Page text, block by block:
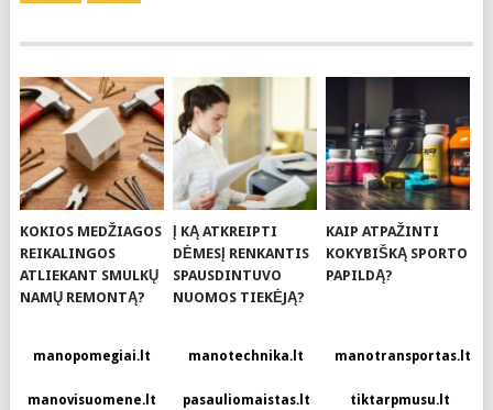
KOKIOS MEDŽIAGOS
REIKALINGOS
ATLIEKANT SMULKŲ
NAMŲ REMONTĄ?
Į KĄ ATKREIPTI
DĖMESĮ RENKANTIS
SPAUSDINTUVO
NUOMOS TIEKĖJĄ?
KAIP ATPAŽINTI
KOKYBIŠKĄ SPORTO
PAPILDĄ?
manopomegiai.lt manotechnika.lt manotransportas.lt
manovisuomene.lt pasauliomaistas.lt tiktarpmusu.lt